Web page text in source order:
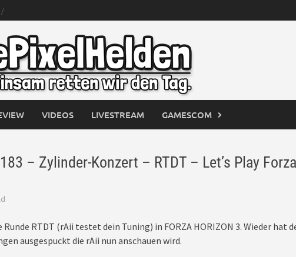
VIDEOS LIVESTREAM GAMESCOM
– Zylinder-Konzert – RTDT – Let’s Play Forza
RTDT (rAii testet dein Tuning) in FORZA HORIZON 3. Wieder hat
ausgespuckt die rAii nun anschauen wird.